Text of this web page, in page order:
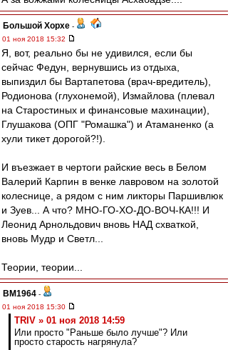
Большой Хорхе -
01 ноя 2018 15:32
Я, вот, реально бы не удивился, если бы
сейчас Федун, вернувшись из отдыха,
выпиздил бы Вартапетова (врач-вредитель),
Родионова (глухонемой), Измайлова (плевал
на Старостиных и финансовые махинации),
Глушакова (ОПГ "Ромашка") и Атаманенко (а
хули тикет дорогой?!).
И въезжает в чертоги райские весь в Белом
Валерий Карпин в венке лавровом на золотой
колеснице, а рядом с ним ликторы Паршивлюк
и Зуев... А что? МНО-ГО-ХО-ДО-ВОЧ-КА!!! И
Леонид Арнольдович вновь НАД схваткой,
вновь Мудр и Светл...
Теории, теории...
BM1964 -
01 ноя 2018 15:30
TRIV » 01 ноя 2018 14:59
Или просто "Раньше было лучше"? Или
просто старость нагрянула?